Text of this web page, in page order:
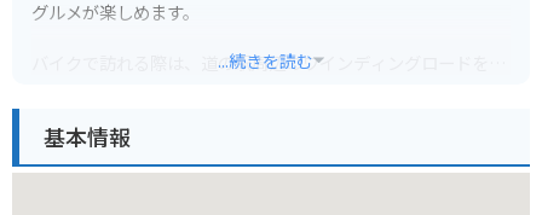
グルメが楽しめます。
バイクで訪れる際は、道の駅周辺のワインディングロードを楽
地元の名産品としては、比内地鶏や稲庭うどんが有名です。道
...続きを読む
基本情報